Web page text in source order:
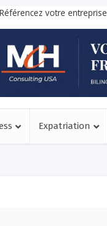
Référencez votre entreprise
Expatriation